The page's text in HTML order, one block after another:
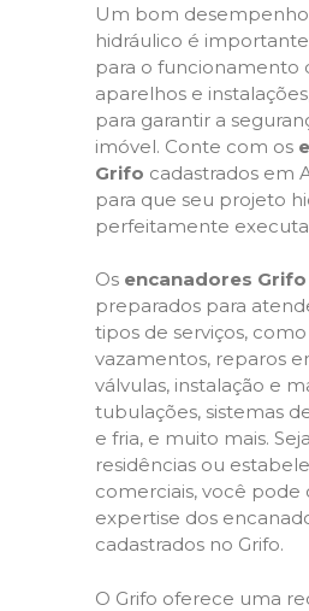
Um bom
hidráulico é
para o funcionamento
aparelhos e
para garantir a
imóvel. Conte com os
Grifo cadastrados em
para que seu projeto
perfeitamente
Os encanadores Grifo
preparados para
tipos de serviços, como
vazamentos, reparos
válvulas, instalação e
tubulações, sistemas
e fria, e muito mais.
residências ou
comerciais, você pode
expertise dos
cadastrados no Grifo.
O Grifo oferece uma